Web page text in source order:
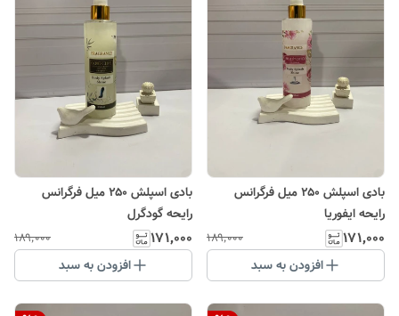
بادی اسپلش ۲۵۰ میل فرگرانس
رایحه ایفوریا
۱۷۱٬۰۰۰ ۱۸۹٬۰۰۰
افزودن به سبد
بادی اسپلش ۲۵۰ میل فرگرانس
رایحه گودگرل
۱۷۱٬۰۰۰ ۱۸۹٬۰۰۰
افزودن به سبد